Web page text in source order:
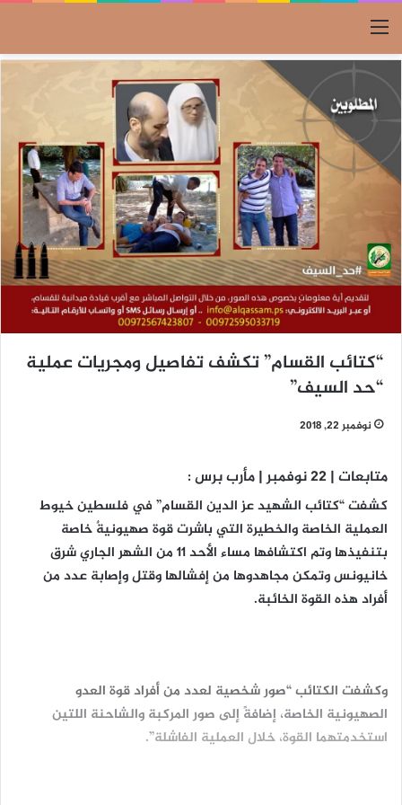
القائمة
“كتائب القسام” تكشف تفاصيل ومجريات عملية
“حد السيف”
نوفمبر 22, 2018
متابعات | 22 نوفمبر | مأرب برس :
كشفت “كتائب الشهيد عز الدين القسام” في فلسطين خيوط
العملية الخاصة والخطيرة التي باشرت قوة صهيونيةٌ خاصة
بتنفيذها وتم اكتشافها مساء الأحد 11 من الشهر الجاري شرق
خانيونس وتمكن مجاهدوها من إفشالها وقتل وإصابة عدد من
أفراد هذه القوة الخائبة.
وكشفت الكتائب “صور شخصية لعدد من أفراد قوة العدو
الصهيونية الخاصة، إضافةً إلى صور المركبة والشاحنة اللتين
استخدمتهما القوة، خلال العملية الفاشلة”.